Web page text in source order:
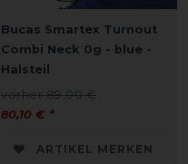
Bucas Smartex Turnout
Combi Neck 0g - blue -
Halsteil
vorher 89,00 €
80,10 € *
ARTIKEL MERKEN